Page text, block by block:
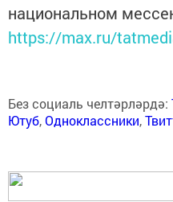
национальном
https://max.ru/
Без социаль челтәрләрдә:
Ютуб,Одноклассники,